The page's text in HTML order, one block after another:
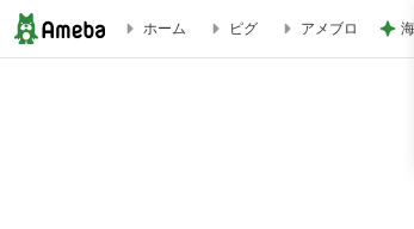
ありがとうございます♪ | 帯広市西13条 清水
ホーム ピグ アメブロ